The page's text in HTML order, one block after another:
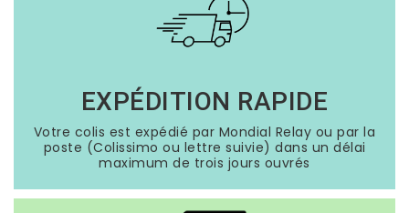
EXPÉDITION RAPIDE
Votre colis est expédié par Mondial Relay ou par la
poste (Colissimo ou lettre suivie) dans un délai
maximum de trois jours ouvrés